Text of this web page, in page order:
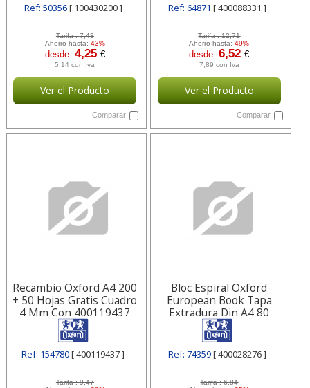
Ref: 50356[ 100430200 ]
Tarifa :7,48
Ahorro hasta: 43%
desde: 4,25 €
5,14 con Iva
Ver el Producto
Comparar
Ref: 64871[ 400088331 ]
Tarifa :12,71
Ahorro hasta:49%
desde:6,52€
7,89 con Iva
Ver el Producto
Comparar
Recambio Oxford A4 200
+ 50 Hojas Gratis Cuadro
4 Mm Con 400119437
Ref: 154780[ 400119437 ]
Tarifa :9,47
Bloc Espiral Oxford
European Book Tapa
Extradura Din A4 80
Hojas Cuadricula
400028276
Ref: 74359[ 400028276 ]
Tarifa :6,84